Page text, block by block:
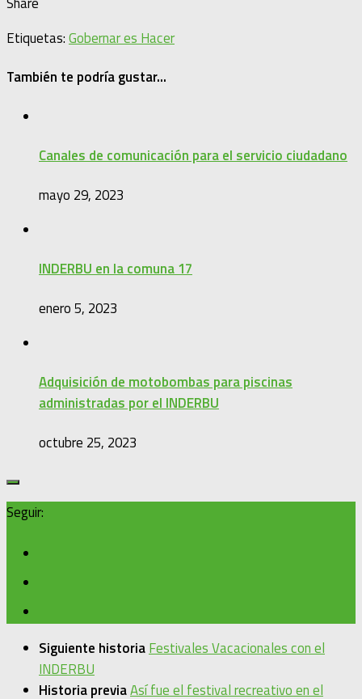
Etiquetas:Gobernar es Hacer
También te podría gustar...
Canales de comunicación para el servicio ciudadano
mayo 29, 2023
INDERBU en la comuna 17
enero 5, 2023
Adquisición de motobombas para piscinas
administradas por el INDERBU
octubre 25, 2023
Seguir:
Siguiente historiaFestivales Vacacionales con el
INDERBU
Historia previaAsí fue el festival recreativo en el